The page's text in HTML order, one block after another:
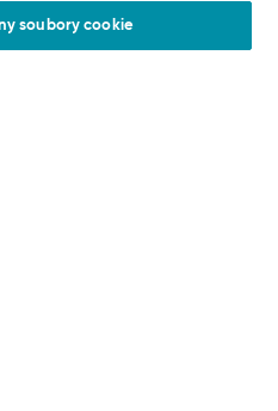
soubory cookie